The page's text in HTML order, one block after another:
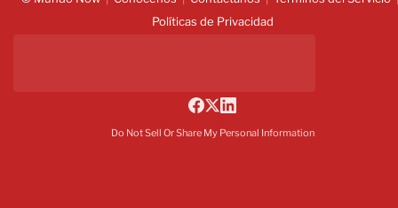
Políticas de Privacidad
Do Not Sell Or Share My Personal Information